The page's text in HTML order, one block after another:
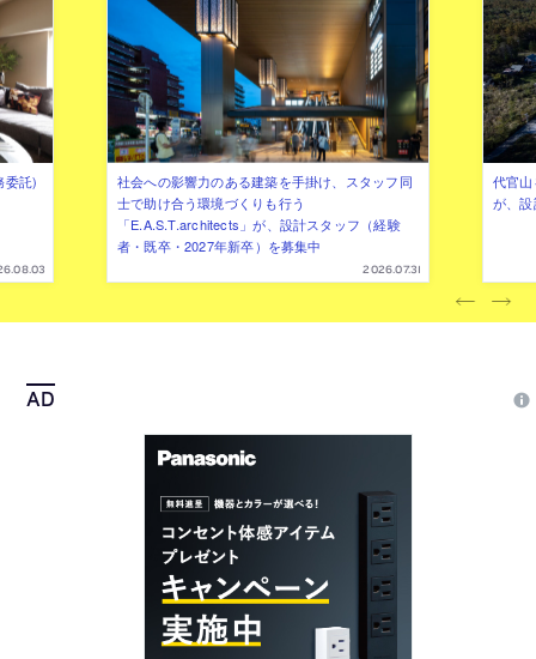
委託)
社会への影響力のある建築を手掛け、スタッフ同
士で助け合う環境づくりも行う
「E.A.S.T.architects」が、設計スタッフ（経験
者・既卒・2027年新卒）を募集中
2026.07.31
代官
が、